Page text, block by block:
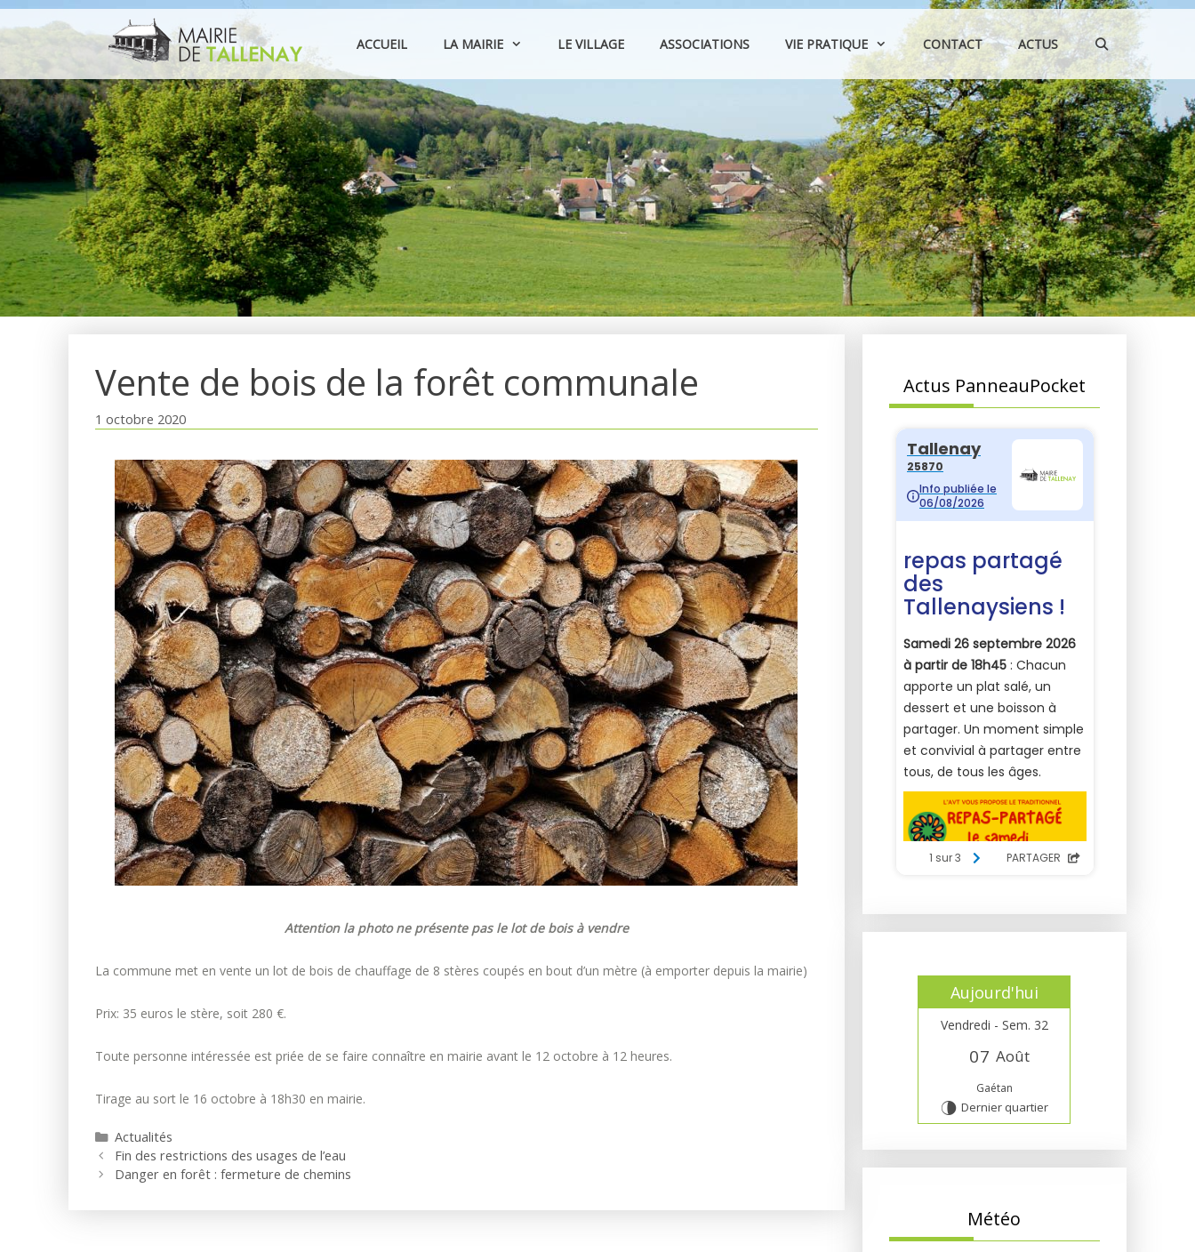
Aller
au
ACCUEIL LA MAIRIE LE VILLAGE ASSOCIATIONS VIE PRATIQUE CONTACT ACTUS
Vente de bois de la forêt communale
1 octobre 2020
Attention la photo ne présente pas le lot de bois à vendre
La commune met en vente un lot de bois de chauffage de 8 stères coupés en bout d’un mètre (à emporter depuis la mairie)
Prix: 35 euros le stère, soit 280 €.
Toute personne intéressée est priée de se faire connaître en mairie avant le 12 octobre à 12 heures.
Tirage au sort le 16 octobre à 18h30 en mairie.
Catégories
Actualités
Fin des restrictions des usages de l’eau
Danger en forêt : fermeture de chemins
Actus PanneauPocket
Aujourd'hui
Vendredi - Sem. 32
07 Août
Gaétan
U Dernier quartier
Météo